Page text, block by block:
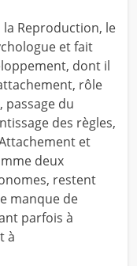
la Reproduction, le
et fait
dont il
rôle
passage du
des règles,
et
deux
restent
manque de
parfois à
à